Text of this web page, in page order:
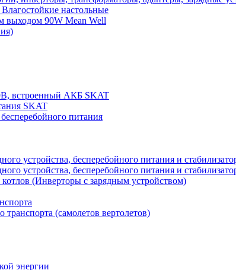
настольные
выходом 90W Mean Well
встроенный АКБ SKAT
SKAT
питания
устройства, бесперебойного питания и
устройства, бесперебойного питания и
(Инверторы с зарядным устройством)
(самолетов вертолетов)
энергии